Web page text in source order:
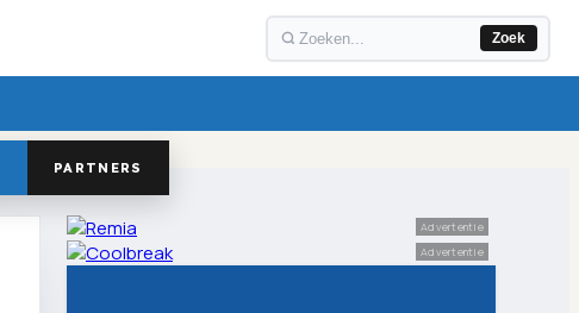
Zoek
PARTNERS
Advertentie
Advertentie